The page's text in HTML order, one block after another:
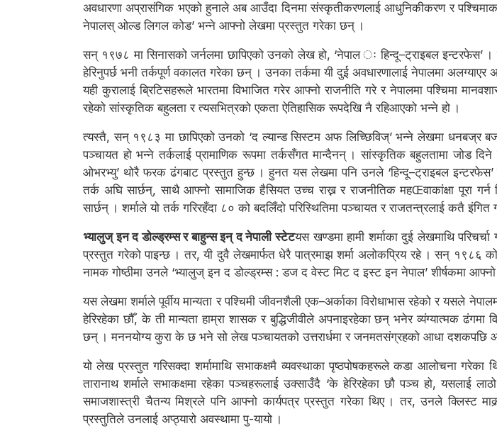
अवधारणा अप्रासंगिक भएको हुनाले अब आउँदा दिनमा संस्कृतीकरणलाई आधुनिकीकरण र
नेपालस् ओल्ड लिगल कोड’ भन्ने आफ्नो लेखमा प्रस्तुत गरेका छन् ।
सन् १९७८ मा सिनासको जर्नलमा छापिएको उनको लेख हो, ‘नेपाल ः हिन्दू–ट्राइबल इन्टरफेस’ ।
हेरिनुपर्छ भनी तर्कपूर्ण वकालत गरेका छन् । उनका तर्कमा यी दुई अवधारणालाई नेपालमा
यही कुरालाई ब्रिटिसहरूले भारतमा विभाजित गरेर आफ्नो राजनीति गरे र नेपालमा पश्चिमा
रहेको सांस्कृतिक बहुलता र त्यसभित्रको एकता ऐतिहासिक रूपदेखि नै रहिआएको भन्ने हो ।
त्यस्तै, सन् १९८३ मा छापिएको उनको ‘द ल्यान्ड सिस्टम अफ लिच्छिविज्’ भन्ने लेखमा धनबज्र
पञ्चायत हो भन्ने तर्कलाई प्रामाणिक रूपमा तर्कसँगत मान्दैनन् । सांस्कृतिक बहुलतामा जोड
ओभरभ्यु’ थोरै फरक ढंगबाट प्रस्तुत हुन्छ । हुनत यस लेखमा पनि उनले ‘हिन्दू–ट्राइबल
तर्क अघि सार्छन्, साथै आफ्नो सामाजिक हैसियत उच्च राख्न र राजनीतिक महŒवाकांक्षा पूरा
सार्छन् । शर्माले यो तर्क गरिरहँदा ८० को बदलिँदो परिस्थितिमा पञ्चायत र राजतन्त्रलाई कतै इंगित
भ्यालुज् इन द डोल्ड्रम्स र बाहुन्स इन् द नेपाली स्टेटयस खण्डमा हामी शर्माका दुई लेखमाथि
प्रस्तुत गरेको पाइन्छ । तर, यी दुवै लेखमार्फत धेरै पात्रमाझ शर्मा अलोकप्रिय रहे । सन्
नामक गोष्ठीमा उनले ‘भ्यालुज् इन द डोल्ड्रम्स : डज द वेस्ट मिट द इस्ट इन नेपाल’ शीर्षकमा
यस लेखमा शर्माले पूर्वीय मान्यता र पश्चिमी जीवनशैली एक–अर्काका विरोधाभास रहेको र यसले
हेरिरहेका छौँ, के ती मान्यता हाम्रा शासक र बुद्धिजीवीले अपनाइरहेका छन् भनेर व्यंग्यात्मक
छन् । मननयोग्य कुरा के छ भने सो लेख पञ्चायतको उत्तरार्धमा र जनमतसंग्रहको आधा दशकपछि
यो लेख प्रस्तुत गरिसक्दा शर्मामाथि सभाकक्षमै व्यवस्थाका पृष्ठपोषकहरूले कडा आलोचना गरेका
तारानाथ शर्माले सभाकक्षमा रहेका पञ्चहरूलाई उक्साउँदै ‘के हेरिरहेका छौ पञ्च हो, यसलाई
समाजशास्त्री चैतन्य मिश्रले पनि आफ्नो कार्यपत्र प्रस्तुत गरेका थिए । तर, उनले क्लिस्ट
प्रस्तुतिले उनलाई अप्ठ्यारो अवस्थामा पु-यायो ।